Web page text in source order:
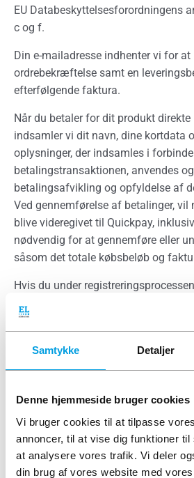
Samtykke Detaljer
Denne hjemmeside bruger cookies
Vi bruger cookies til at tilpasse
annoncer, til at vise dig funktioner
at analysere vores trafik. Vi deler
din brug af vores website med
EU Databeskyttelsesforordningens
c og f.
Din e-mailadresse indhenter vi for at
ordrebekræftelse samt en
efterfølgende faktura.
Når du betaler for dit produkt
indsamler vi dit navn, dine kortdata
oplysninger, der indsamles i
betalingstransaktionen, anvendes
betalingsafvikling og opfyldelse af
Ved gennemførelse af betalinger, vil
blive videregivet til Quickpay,
nødvendig for at gennemføre eller
såsom det totale købsbeløb og
Hvis du under
hjemmeside har givet os dit
e-mailadresse til udsendelse af et
nyhedsbreve indeholder også et link
behandling af persondata er
Hvis du ikke ønsker at opgive de
påkrævet for at gennemføre et køb
desværre ikke have mulighed for at
på vores hjemmeside.